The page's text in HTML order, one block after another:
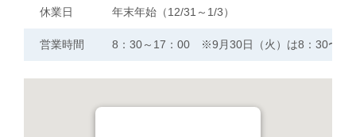
休業日 年末年始（12/31～1/3）
営業時間 8：30～17：00 ※9月30日（火）は8：30〜12